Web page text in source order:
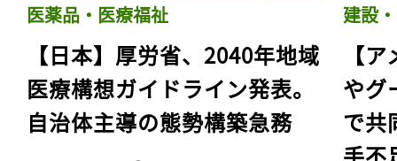
医薬品・医療福祉
【日本】厚労省、2040年地域
医療構想ガイドライン発表。
自治体主導の態勢構築急務
建設
【
やグ
で共